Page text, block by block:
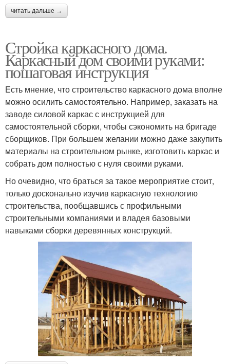
читать дальше →
Стройка каркасного дома.
Каркасный дом своими руками:
пошаговая инструкция
Есть мнение, что строительство каркасного дома вполне
можно осилить самостоятельно. Например, заказать на
заводе силовой каркас с инструкцией для
самостоятельной сборки, чтобы сэкономить на бригаде
сборщиков. При большем желании можно даже закупить
материалы на строительном рынке, изготовить каркас и
собрать дом полностью с нуля своими руками.
Но очевидно, что браться за такое мероприятие стоит,
только досконально изучив каркасную технологию
строительства, пообщавшись с профильными
строительными компаниями и владея базовыми
навыками сборки деревянных конструкций.